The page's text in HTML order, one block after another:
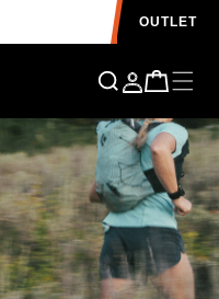
OUTLET